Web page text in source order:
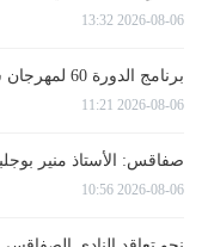
2026-08-06 13:32
برنامج الدورة 60 لمهرجان سيدي منصور
2026-08-06 11:21
صفاقس: الأستاذ منير
2026-08-06 10:56